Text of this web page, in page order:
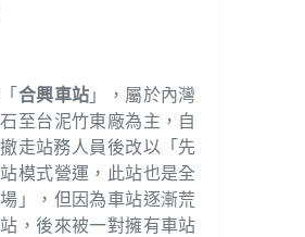
合興車站 」，屬於內灣
至台泥竹東廠為主，自
走站務人員後改以「先
模式營運，此站也是全
」，但因為車站逐漸荒
，後來被一對擁有車站